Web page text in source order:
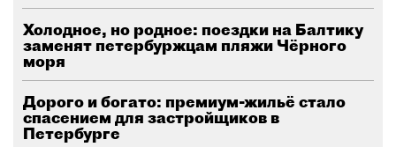
Холодное, но родное: поездки на Балтику
заменят петербуржцам пляжи Чёрного
моря
Дорого и богато: премиум-жильё стало
спасением для застройщиков в
Петербурге